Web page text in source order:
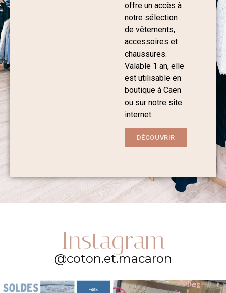
offre un accès à
notre sélection
de vêtements,
accessoires et
chaussures.
Valable 1 an, elle
est utilisable en
boutique à Caen
ou sur notre site
internet.
DÉCOUVRIR
Instagram
@coton.et.macaron